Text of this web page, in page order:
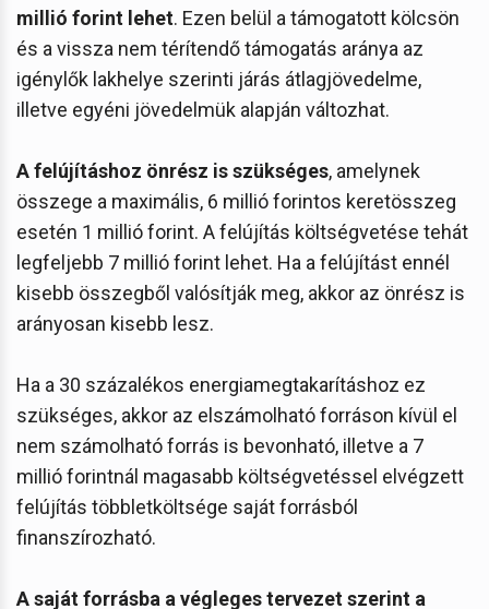
millió forint lehet. Ezen belül a támogatott kölcsön
és a vissza nem térítendő támogatás aránya az
igénylők lakhelye szerinti járás átlagjövedelme,
illetve egyéni jövedelmük alapján változhat.
A felújításhoz önrész is szükséges, amelynek
összege a maximális, 6 millió forintos keretösszeg
esetén 1 millió forint. A felújítás költségvetése tehát
legfeljebb 7 millió forint lehet. Ha a felújítást ennél
kisebb összegből valósítják meg, akkor az önrész is
arányosan kisebb lesz.
Ha a 30 százalékos energiamegtakarításhoz ez
szükséges, akkor az elszámolható forráson kívül el
nem számolható forrás is bevonható, illetve a 7
millió forintnál magasabb költségvetéssel elvégzett
felújítás többletköltsége saját forrásból
finanszírozható.
A saját forrásba a végleges tervezet szerint a